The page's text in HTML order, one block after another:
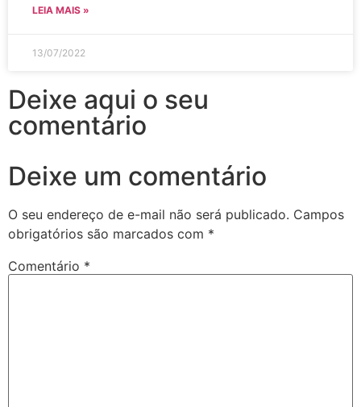
LEIA MAIS »
13/07/2022
Deixe aqui o seu
comentário
Deixe um comentário
O seu endereço de e-mail não será publicado. Campos
obrigatórios são marcados com *
Comentário *